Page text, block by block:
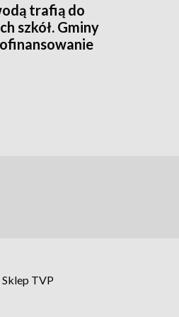
trafią do
szkół. Gminy
Sklep TVP